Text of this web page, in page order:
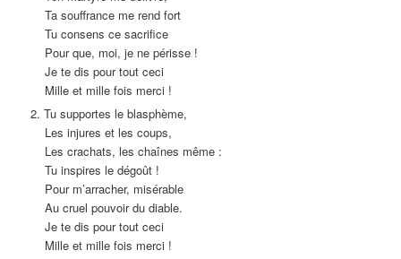
Ta souffrance me rend fort
Tu consens ce sacrifice
Pour que, moi, je ne périsse !
Je te dis pour tout ceci
Mille et mille fois merci !
2. Tu supportes le blasphème,
Les injures et les coups,
Les crachats, les chaînes même :
Tu inspires le dégoût !
Pour m’arracher, misérable
Au cruel pouvoir du diable.
Je te dis pour tout ceci
Mille et mille fois merci !